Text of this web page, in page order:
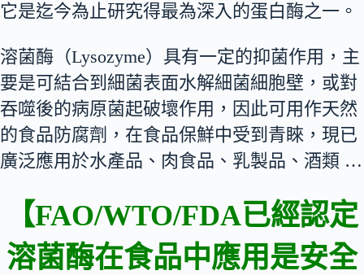
它是迄今為止研究得最為深入的蛋白酶之一。
溶菌酶（Lysozyme）具有一定的抑菌作用，主
要是可結合到細菌表面水解細菌細胞壁，或對
吞噬後的病原菌起破壞作用，因此可用作天然
的食品防腐劑，在食品保鮮中受到青睞，現已
廣泛應用於水產品、肉食品、乳製品、酒類 …
【FAO/WTO/FDA已經認定
溶菌酶在食品中應用是安全